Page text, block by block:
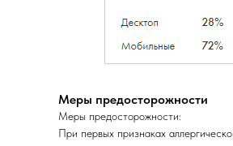
Меры предосторожности
Меры предосторожности:
При первых признаках